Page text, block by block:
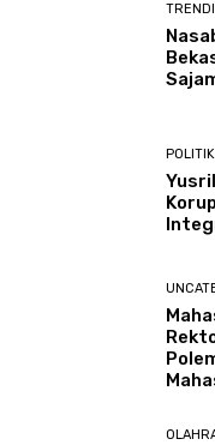
POLITIK